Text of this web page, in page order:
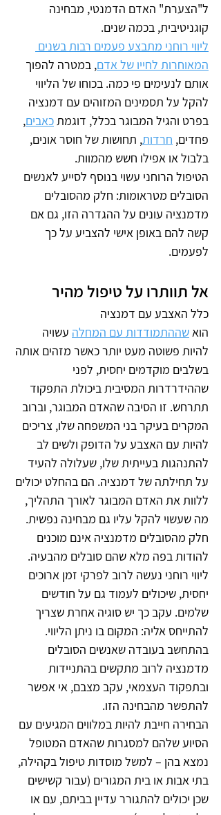
ל"הצערת" האדם הדמנטי, מבחינה
קוגניטיבית, בכמה שנים.
ליווי רוחני מתבצע פעמים רבות בשנים
המאוחרות לחייו של אדם, במטרה להפוך
אותם לנעימים פי כמה. בכוחו של הליווי
להקל על תסמינים המזוהים עם דמנציה
בפרט והגיל המבוגר בכלל, דוגמת כאבים,
פחדים, חרדות, תחושות של חוסר אונים,
בלבול או אפילו חשש מהמוות.
הטיפול הרוחני עשוי בנוסף לסייע לאנשים
הסובלים מטראומות: חלק מהסובלים
מדמנציה עונים על ההגדרה הזו, גם אם
קשה להם באופן אישי להצביע על כך
לפעמים.
אל תוותרו על טיפול מהיר
כלל האצבע עם דמנציה
הוא שההתמודדות עם המחלה עשויה
להיות פשוטה מעט יותר כאשר מזהים אותה
בשלבים מוקדמים יחסית, לפני
שההידרדרות המסיבית ביכולת התפקוד
תתרחש. זו הסיבה שהאדם המבוגר, וברוב
המקרים בעיקר בני המשפחה שלו, צריכים
להיות עם האצבע על הדופק ולשים לב
להתנהגות בעייתית שלו, שעלולה להעיד
על תחילתה של דמנציה. הם בהחלט יכולים
ללוות את האדם המבוגר לאורך התהליך,
מה שעשוי להקל עליו גם מבחינה נפשית.
חלק מהסובלים מדמנציה אינם מוכנים
להודות בפה מלא שהם סובלים מהבעיה.
ליווי רוחני נעשה לרוב לפרקי זמן ארוכים
יחסית, שיכולים לעמוד גם על חודשים
שלמים. עקב כך יש סוגיה אחרת שצריך
להתייחס אליה: המקום בו ניתן הליווי.
בהתחשב בעובדה שאנשים הסובלים
מדמנציה לרוב מתקשים בהתניידות
ובתפקוד העצמאי, עקב מצבם, אי אפשר
להתפשר מהבחינה הזו.
הבחירה חייבת להיות במלווים המגיעים עם
הסיוע שלהם למסגרות שהאדם המטופל
נמצא בהן – למשל מוסדות טיפול בקהילה,
בתי אבות או בית המגורים (עבור קשישים
שכן יכולים להתגורר עדיין בביתם, עם או